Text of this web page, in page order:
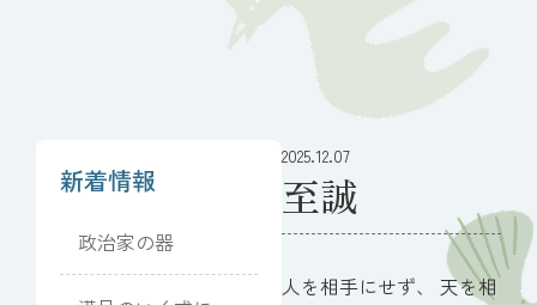
新着情報
政治家の器
2025.12.07
至誠
人を相手にせず、 天を相